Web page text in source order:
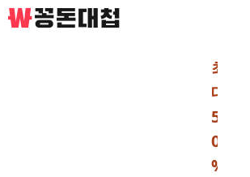
최
대
5
0
%